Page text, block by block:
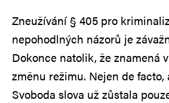
Zneužívání § 405 pro
nepohodlných názorů je
Dokonce natolik, že znamená
změnu režimu. Nejen de facto,
Svoboda slova už zůstala